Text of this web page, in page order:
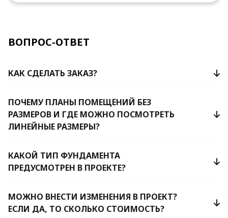
ВОПРОС-ОТВЕТ
КАК СДЕЛАТЬ ЗАКАЗ?
ПОЧЕМУ ПЛАНЫ ПОМЕЩЕНИЙ БЕЗ
РАЗМЕРОВ И ГДЕ МОЖНО ПОСМОТРЕТЬ
ЛИНЕЙНЫЕ РАЗМЕРЫ?
КАКОЙ ТИП ФУНДАМЕНТА
ПРЕДУСМОТРЕН В ПРОЕКТЕ?
МОЖНО ВНЕСТИ ИЗМЕНЕНИЯ В ПРОЕКТ?
ЕСЛИ ДА, ТО СКОЛЬКО СТОИМОСТЬ?